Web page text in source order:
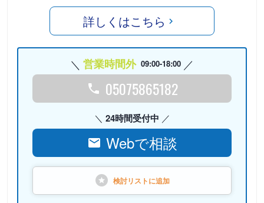
詳しくはこちら
営業時間外 09:00-18:00
05075865182
24時間受付中
Webで相談
検討リストに追加